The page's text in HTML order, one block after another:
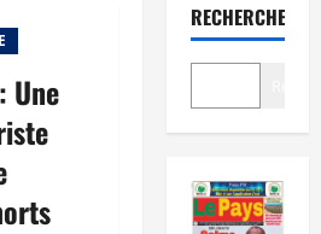
Une
RECHERCHER